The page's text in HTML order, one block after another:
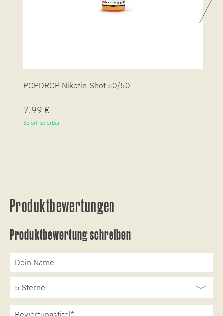
POPDROP Nikotin-Shot 50/50
7,99 €
Sofort lieferbar
Produktbewertungen
Produktbewertung schreiben